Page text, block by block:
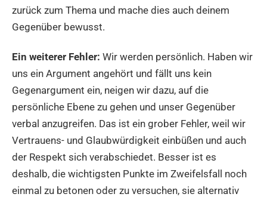
zurück zum Thema und mache dies auch deinem
Gegenüber bewusst.
Ein weiterer Fehler: Wir werden persönlich. Haben wir
uns ein Argument angehört und fällt uns kein
Gegenargument ein, neigen wir dazu, auf die
persönliche Ebene zu gehen und unser Gegenüber
verbal anzugreifen. Das ist ein grober Fehler, weil wir
Vertrauens- und Glaubwürdigkeit einbüßen und auch
der Respekt sich verabschiedet. Besser ist es
deshalb, die wichtigsten Punkte im Zweifelsfall noch
einmal zu betonen oder zu versuchen, sie alternativ